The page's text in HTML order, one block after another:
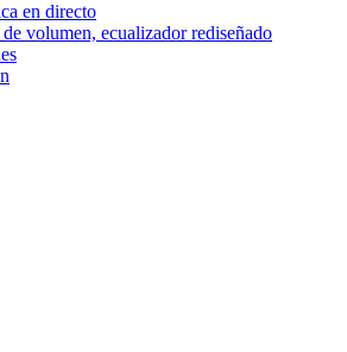
en directo
volumen, ecualizador rediseñado